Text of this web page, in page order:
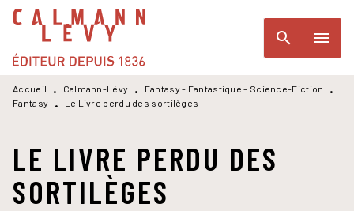
MENU RECHERCHE
PIED DE PAGE
search menu
Accueil • Calmann-Lévy • Fantasy - Fantastique - Science-Fiction
•
Fantasy
• Le Livre perdu des sortilèges
LE LIVRE PERDU DES
SORTILÈGES